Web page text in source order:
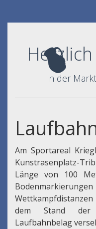
in der
Am Sportareal
Kunstrasenplatz-
Länge von 100
dem Stand der
Laufbahnbelag